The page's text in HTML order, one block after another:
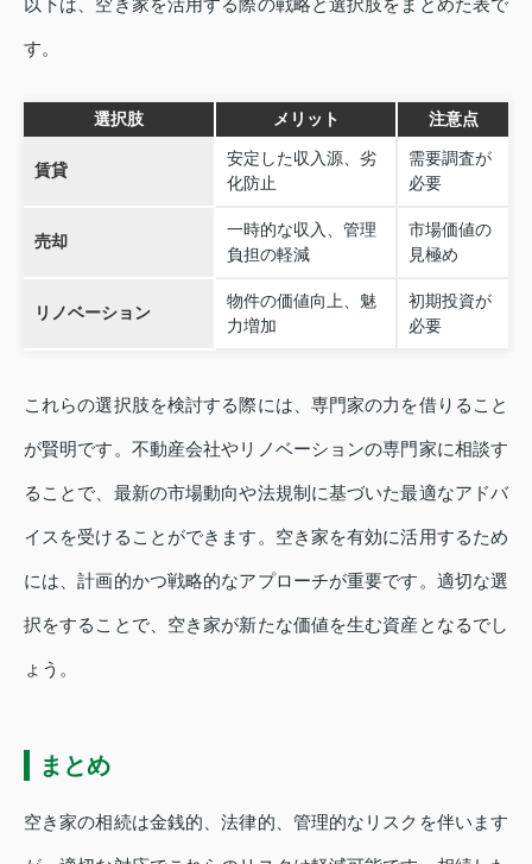
以下は、空き家を活用する際の戦略と選択肢をまとめた表で
す。
選択肢 メリット 注意点
賃貸
安定した収入源、劣
化防止
需要調査が
必要
売却
一時的な収入、管理
負担の軽減
市場価値の
見極め
リノベーション
物件の価値向上、魅
力増加
初期投資が
必要
これらの選択肢を検討する際には、専門家の力を借りること
が賢明です。不動産会社やリノベーションの専門家に相談す
ることで、最新の市場動向や法規制に基づいた最適なアドバ
イスを受けることができます。空き家を有効に活用するため
には、計画的かつ戦略的なアプローチが重要です。適切な選
択をすることで、空き家が新たな価値を生む資産となるでし
ょう。
まとめ
空き家の相続は金銭的、法律的、管理的なリスクを伴います